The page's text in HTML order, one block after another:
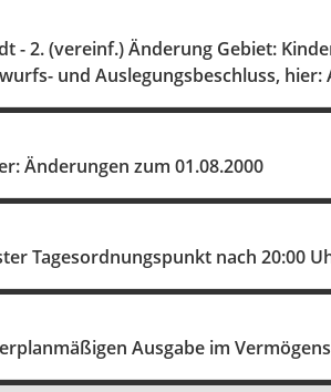
- 2. (vereinf.) Änderung Gebiet:
und Auslegungsbeschluss, hier:
Änderungen zum 01.08.2000
Tagesordnungspunkt nach 20:00
Ausgabe im